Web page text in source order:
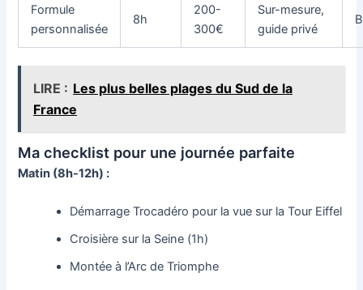
Formule
personnalisée
8h
200-
300€
Sur-mesure,
guide privé
LIRE : Les plus belles plages du Sud de la
France
Ma checklist pour une journée parfaite
Matin (8h-12h) :
Démarrage Trocadéro pour la vue sur la Tour Eiffel
Croisière sur la Seine (1h)
Montée à l’Arc de Triomphe